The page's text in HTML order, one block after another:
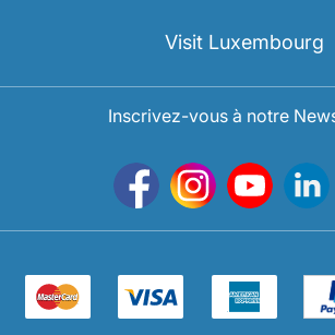
Visit Luxembourg
Inscrivez-vous à notre